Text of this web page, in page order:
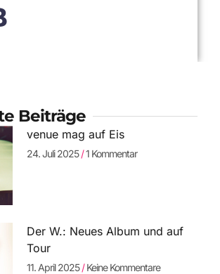
Beiträge
venue mag auf Eis
24. Juli 2025 1 Kommentar
Der W.: Neues Album und auf
Tour
11. April 2025 Keine Kommentare